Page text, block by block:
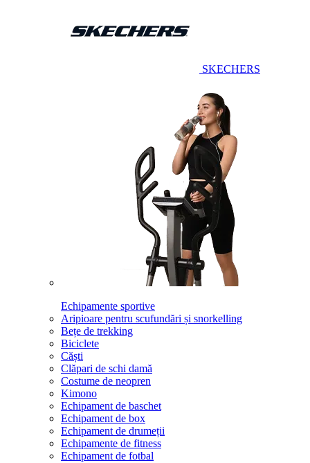
SKECHERS
Echipamente sportive
Aripioare pentru scufundări și snorkelling
Bețe de trekking
Biciclete
Căști
Clăpari de schi damă
Costume de neopren
Kimono
Echipament de baschet
Echipament de box
Echipament de drumeții
Echipamente de fitness
Echipament de fotbal